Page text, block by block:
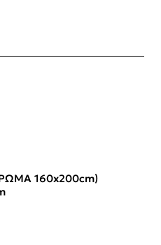
160x200cm)